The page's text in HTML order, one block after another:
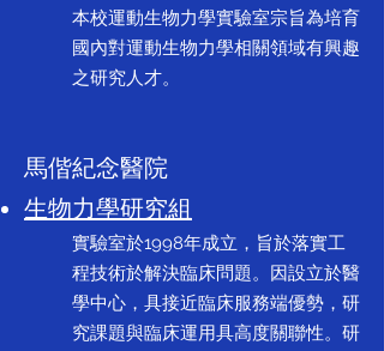
本校運動生物力學實驗室宗旨為培育
國內對運動生物力學相關領域有興趣
之研究人才。
馬偕紀念醫院
生物力學研究組
實驗室於1998年成立，旨於落實工
程技術於解決臨床問題。因設立於醫
學中心，具接近臨床服務端優勢，研
究課題與臨床運用具高度關聯性。研